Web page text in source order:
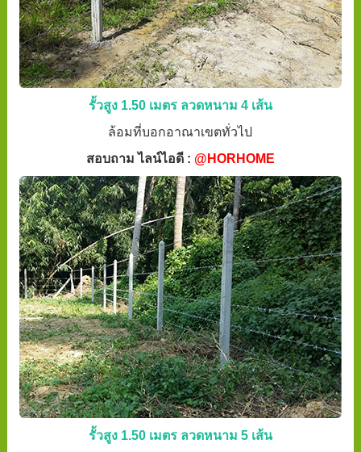
รั้วสูง 1.50 เมตร ลวดหนาม 4 เส้น
ล้อมที่บอกอาณาเขตทั่วไป
สอบถาม ไลน์ไอดี : @HORHOME
รั้วสูง 1.50 เมตร ลวดหนาม 5 เส้น